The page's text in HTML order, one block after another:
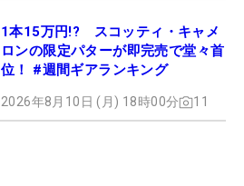
1本15万円!? スコッティ・キャメ
ロンの限定パターが即完売で堂々首
位！ #週間ギアランキング
2026年8月10日 (月) 18時00分 11